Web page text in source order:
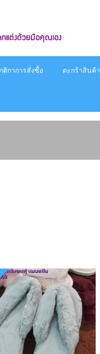
ติกาการสั่งซื้อ ตะกร้าสินค้า